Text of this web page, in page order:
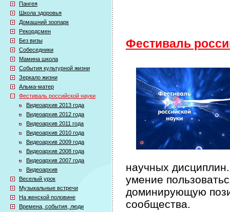
Пангея
Школа здоровья
Домашний зоопарк
Рекордсмен
Без визы
Собеседники
Мамина школа
События культурной жизни
Зеркало жизни
Альма-матер
Фестиваль российской науки
Видеоархив 2013 года
Видеоархив 2012 года
Видеоархив 2011 года
Видеоархив 2010 года
Видеоархив 2009 года
Видеоархив 2008 года
Видеоархив 2007 года
Видеоархив
Веселый урок
Музыкальные встречи
На женской половине
Времена, события, люди
Фестиваль
научных
умение
доминирующую
сообщества.